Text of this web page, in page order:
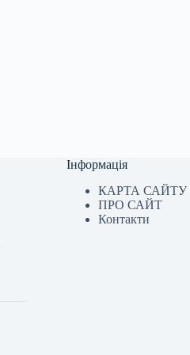
Інформація
КАРТА САЙТУ
ПРО САЙТ
Контакти